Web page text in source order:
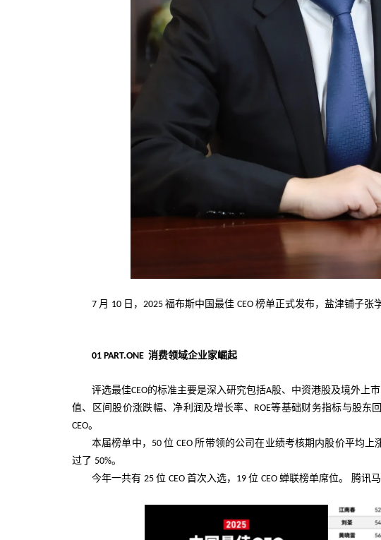
7 月 10 日， 2025 福布斯中国最佳 CEO 榜单正式发布，盐津铺子张
01 PART.ONE 消费领域企业家崛起
评选最佳CEO的标准主要是深入研究包括A股、中资港股及境外上
值、区间股价涨跌幅、净利润及增长率、 ROE等基础财务指标与股东
CEO。
本届榜单中， 50位CEO所带领的公司在业绩考核期内股价平均上
过了 50%。
今年一共有 25 位 CEO 首次入选， 19 位 CEO 蝉联榜单席位。 腾讯